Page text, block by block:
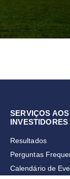
SERVIÇOS AOS
INVESTIDORES
Resultados
Perguntas
Calendário de